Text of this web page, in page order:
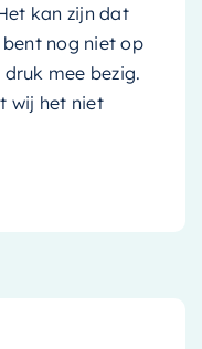
kan zijn dat
nog niet op
mee bezig.
wij het niet